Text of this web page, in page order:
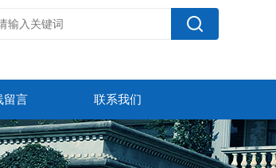
留言 联系我们